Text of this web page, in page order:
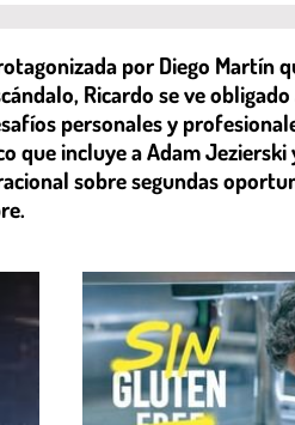
por Diego Martín
Ricardo se ve
personales y
que incluye a Adam Jezierski
sobre segundas